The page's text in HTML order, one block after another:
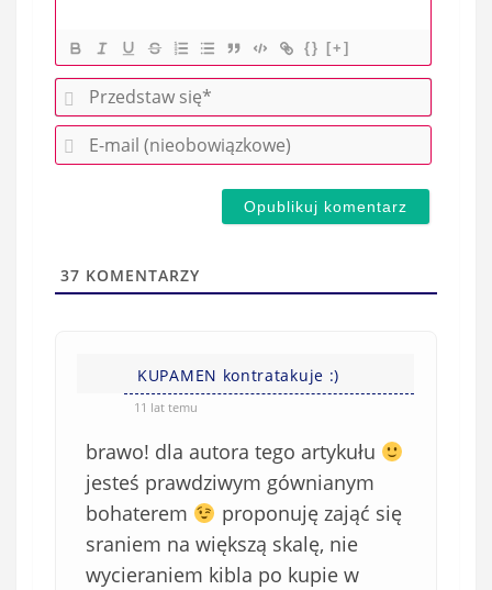
{} [+]
P
r
e
w
E
-
(
37 KOMENTARZY
KUPAMEN kontratakuje :)
11 lat temu
brawo! dla autora tego artykułu
jesteś prawdziwym gównianym
bohaterem
proponuję zająć się
sraniem na większą skalę, nie
wycieraniem kibla po kupie w